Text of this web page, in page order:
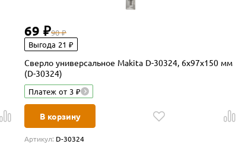
69 ₽90 ₽
Выгода 21 ₽
Сверло универсальное Makita D-30324, 6x97x150 мм
(D-30324)
Платеж от 3 ₽
В корзину
Артикул: D-30324